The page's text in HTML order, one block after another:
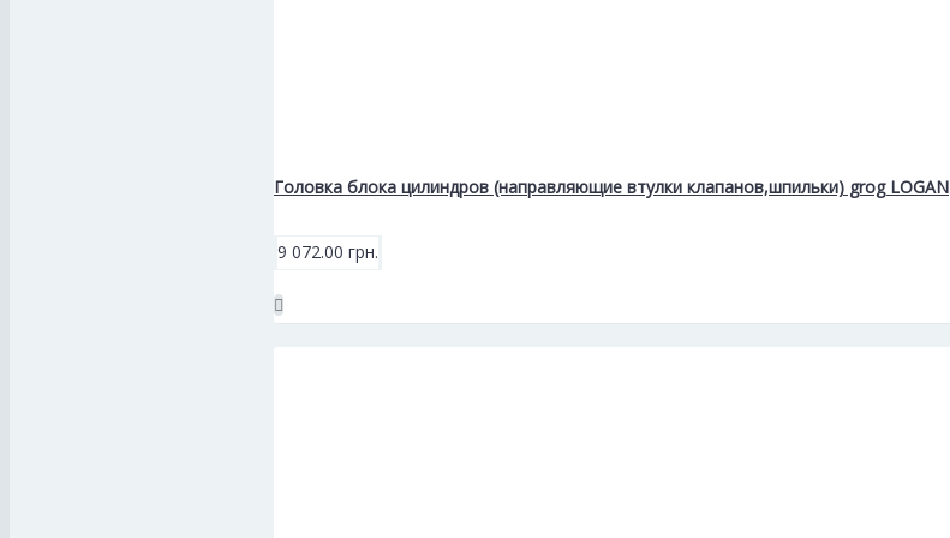
Головка блока цилиндров (направляющие втулки клапанов,шпильки) grog LOGAN
9 072.00 грн.